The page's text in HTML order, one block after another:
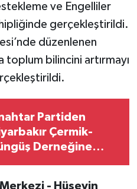
ve Engelliler
gerçekleştirildi.
düzenlenen
toplum bilincini artırmayı
Partiden
Çermik-
Derneğine
- Hüseyin